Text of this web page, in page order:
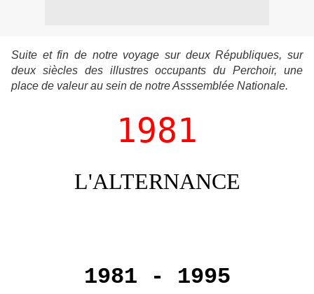
Suite et fin de notre voyage sur deux Républiques, sur
deux siècles des illustres occupants du Perchoir, une
place de valeur au sein de notre Asssemblée Nationale.
1981
L'ALTERNANCE
1981 - 1995